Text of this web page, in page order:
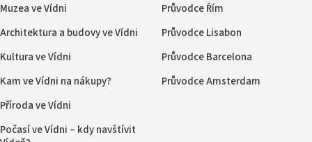
Muzea ve Vídni
Architektura a budovy ve Vídni
Kultura ve Vídni
Kam ve Vídni na nákupy?
Příroda ve Vídni
Počasí ve Vídni – kdy navštívit
Průvodce Řím
Průvodce Lisabon
Průvodce Barcelona
Průvodce Amsterdam